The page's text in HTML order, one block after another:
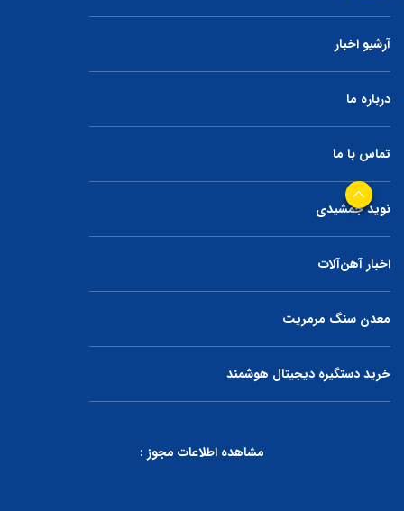
آرشیو اخبار
درباره ما
تماس با ما
نوید جمشیدی
اخبار آهن‌آلات
معدن سنگ مرمریت
خرید دستگیره دیجیتال هوشمند
مشاهده اطلاعات مجوز :